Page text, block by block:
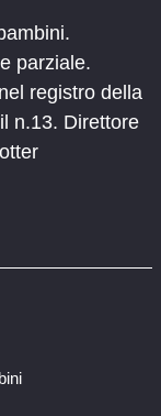
parziale.
registro della
n.13. Direttore